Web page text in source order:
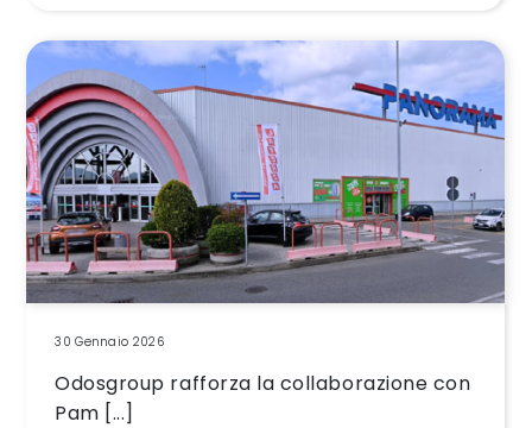
30 Gennaio 2026
Odosgroup rafforza la collaborazione con
Pam [...]